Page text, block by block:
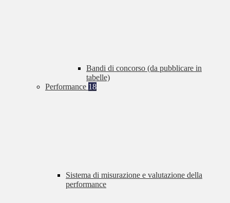
Bandi di concorso (da pubblicare in
tabelle)
Performance 18
Sistema di misurazione e valutazione della
performance